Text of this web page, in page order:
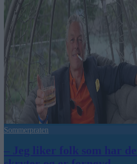
Sommerpraten
– Jeg liker folk som har